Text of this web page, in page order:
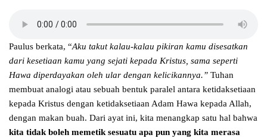
Paulus berkata, “Aku takut kalau-kalau pikiran kamu disesatkan
dari kesetiaan kamu yang sejati kepada Kristus, sama seperti
Hawa diperdayakan oleh ular dengan kelicikannya.” Tuhan
membuat analogi atau sebuah bentuk paralel antara ketidaksetiaan
kepada Kristus dengan ketidaksetiaan Adam Hawa kepada Allah,
dengan makan buah. Dari ayat ini, kita menangkap satu hal bahwa
kita tidak boleh memetik sesuatu apa pun yang kita merasa